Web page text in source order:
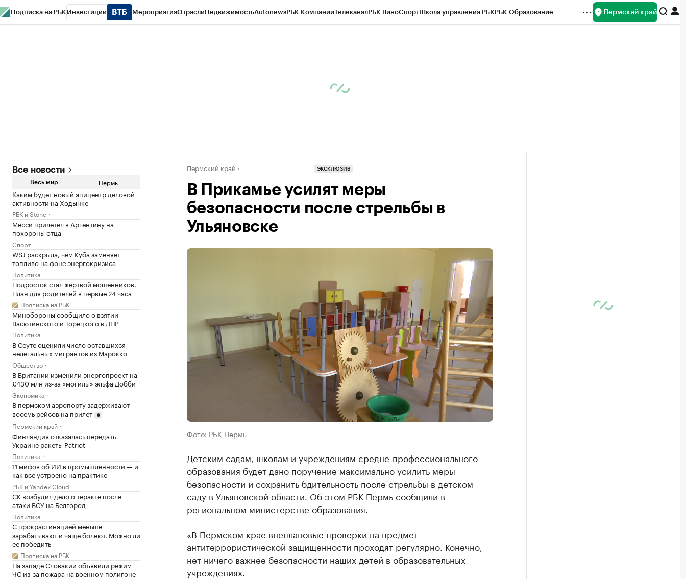
Подписка на РБК Инвестиции МероприятияОтраслиНедвижимостьAutonewsРБК КомпанииТелеканалРБК ВиноСпортШкола управления РБКРБК Образование Пермский край
Все новости
Весь мир Пермь
Каким будет новый эпицентр деловой
активности на Ходынке
РБК и Stone
Месси прилетел в Аргентину на
похороны отца
Спорт
WSJ раскрыла, чем Куба заменяет
топливо на фоне энергокризиса
Политика
Подросток стал жертвой мошенников.
План для родителей в первые 24 часа
Подписка на РБК
Минобороны сообщило о взятии
Васютинского и Торецкого в ДНР
Политика
В Сеуте оценили число оставшихся
нелегальных мигрантов из Марокко
Общество
В Британии изменили энергопроект на
£430 млн из-за «могилы» эльфа Добби
Экономика
В пермском аэропорту задерживают
восемь рейсов на прилёт
Пермский край
Финляндия отказалась передать
Украине ракеты Patriot
Политика
11 мифов об ИИ в промышленности — и
как все устроено на практике
РБК и Yandex Cloud
СК возбудил дело о теракте после
атаки ВСУ на Белгород
Политика
С прокрастинацией меньше
зарабатывают и чаще болеют. Можно ли
ее победить
Подписка на РБК
На западе Словакии объявили режим
ЧС из-за пожара на военном полигоне
Пермский край ЭКСКЛЮЗИВ
В Прикамье усилят меры
безопасности после стрельбы в
Ульяновске
Фото: РБК Пермь
Детским садам, школам и учреждениям средне-профессионального
образования будет дано поручение максимально усилить меры
безопасности и сохранить бдительность после стрельбы в детском
саду в Ульяновской области. Об этом РБК Пермь сообщили в
региональном министерстве образования.
«В Пермском крае внеплановые проверки на предмет
антитеррористической защищенности проходят регулярно. Конечно,
нет ничего важнее безопасности наших детей в образовательных
учреждениях.